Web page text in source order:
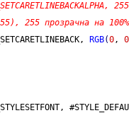
255 прозрачна на 100%
RGB(0, 0